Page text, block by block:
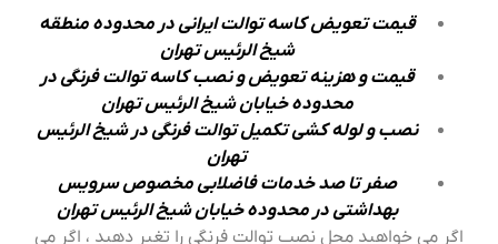
قیمت تعویض کاسه توالت ایرانی در محدوده منطقه
شیخ الرئیس تهران
قیمت و هزینه تعویض و نصب کاسه توالت فرنگی در
محدوده خیابان شیخ الرئیس تهران
نصب و لوله کشی تکمیل توالت فرنگی در شیخ الرئیس
تهران
صفر تا صد خدمات فاضلابی مخصوص سرویس
بهداشتی در محدوده خیابان شیخ الرئیس تهران
اگر می خواهید محل نصب توالت فرنگی را تغیر دهید ، اگر می